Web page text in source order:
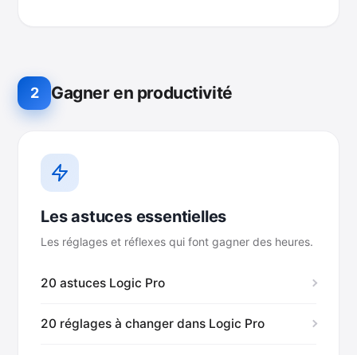
2 Gagner en productivité
Les astuces essentielles
Les réglages et réflexes qui font gagner des heures.
20 astuces Logic Pro
20 réglages à changer dans Logic Pro